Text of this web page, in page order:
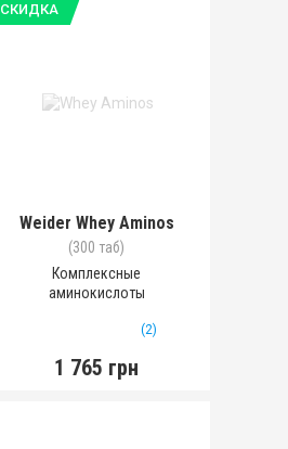
СКИДКА
Weider Whey Aminos
(300 таб)
Комплексные
аминокислоты
(2)
1 765 грн